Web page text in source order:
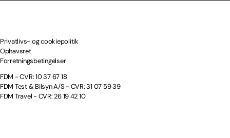
Privatlivs- og cookiepolitik
Ophavsret
Forretningsbetingelser
FDM - CVR: 10 37 67 18
FDM Test & Bilsyn A/S - CVR: 31 07 59 39
FDM Travel - CVR: 26 19 42 10